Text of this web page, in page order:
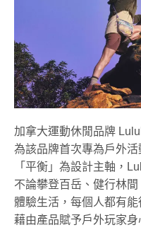
加拿大運動休閒品牌
為該品牌首次專為戶外
「平衡」為設計主軸，
不論攀登百岳、健行林
體驗生活，每個人都有
藉由產品賦予戶外玩家